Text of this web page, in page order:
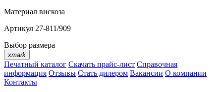
Материал вискоза
Артикул 27-811/909
Выбор размера
xmark
Печатный каталог Скачать прайс-лист Справочная
информация Отзывы Стать дилером Вакансии О компании
Контакты